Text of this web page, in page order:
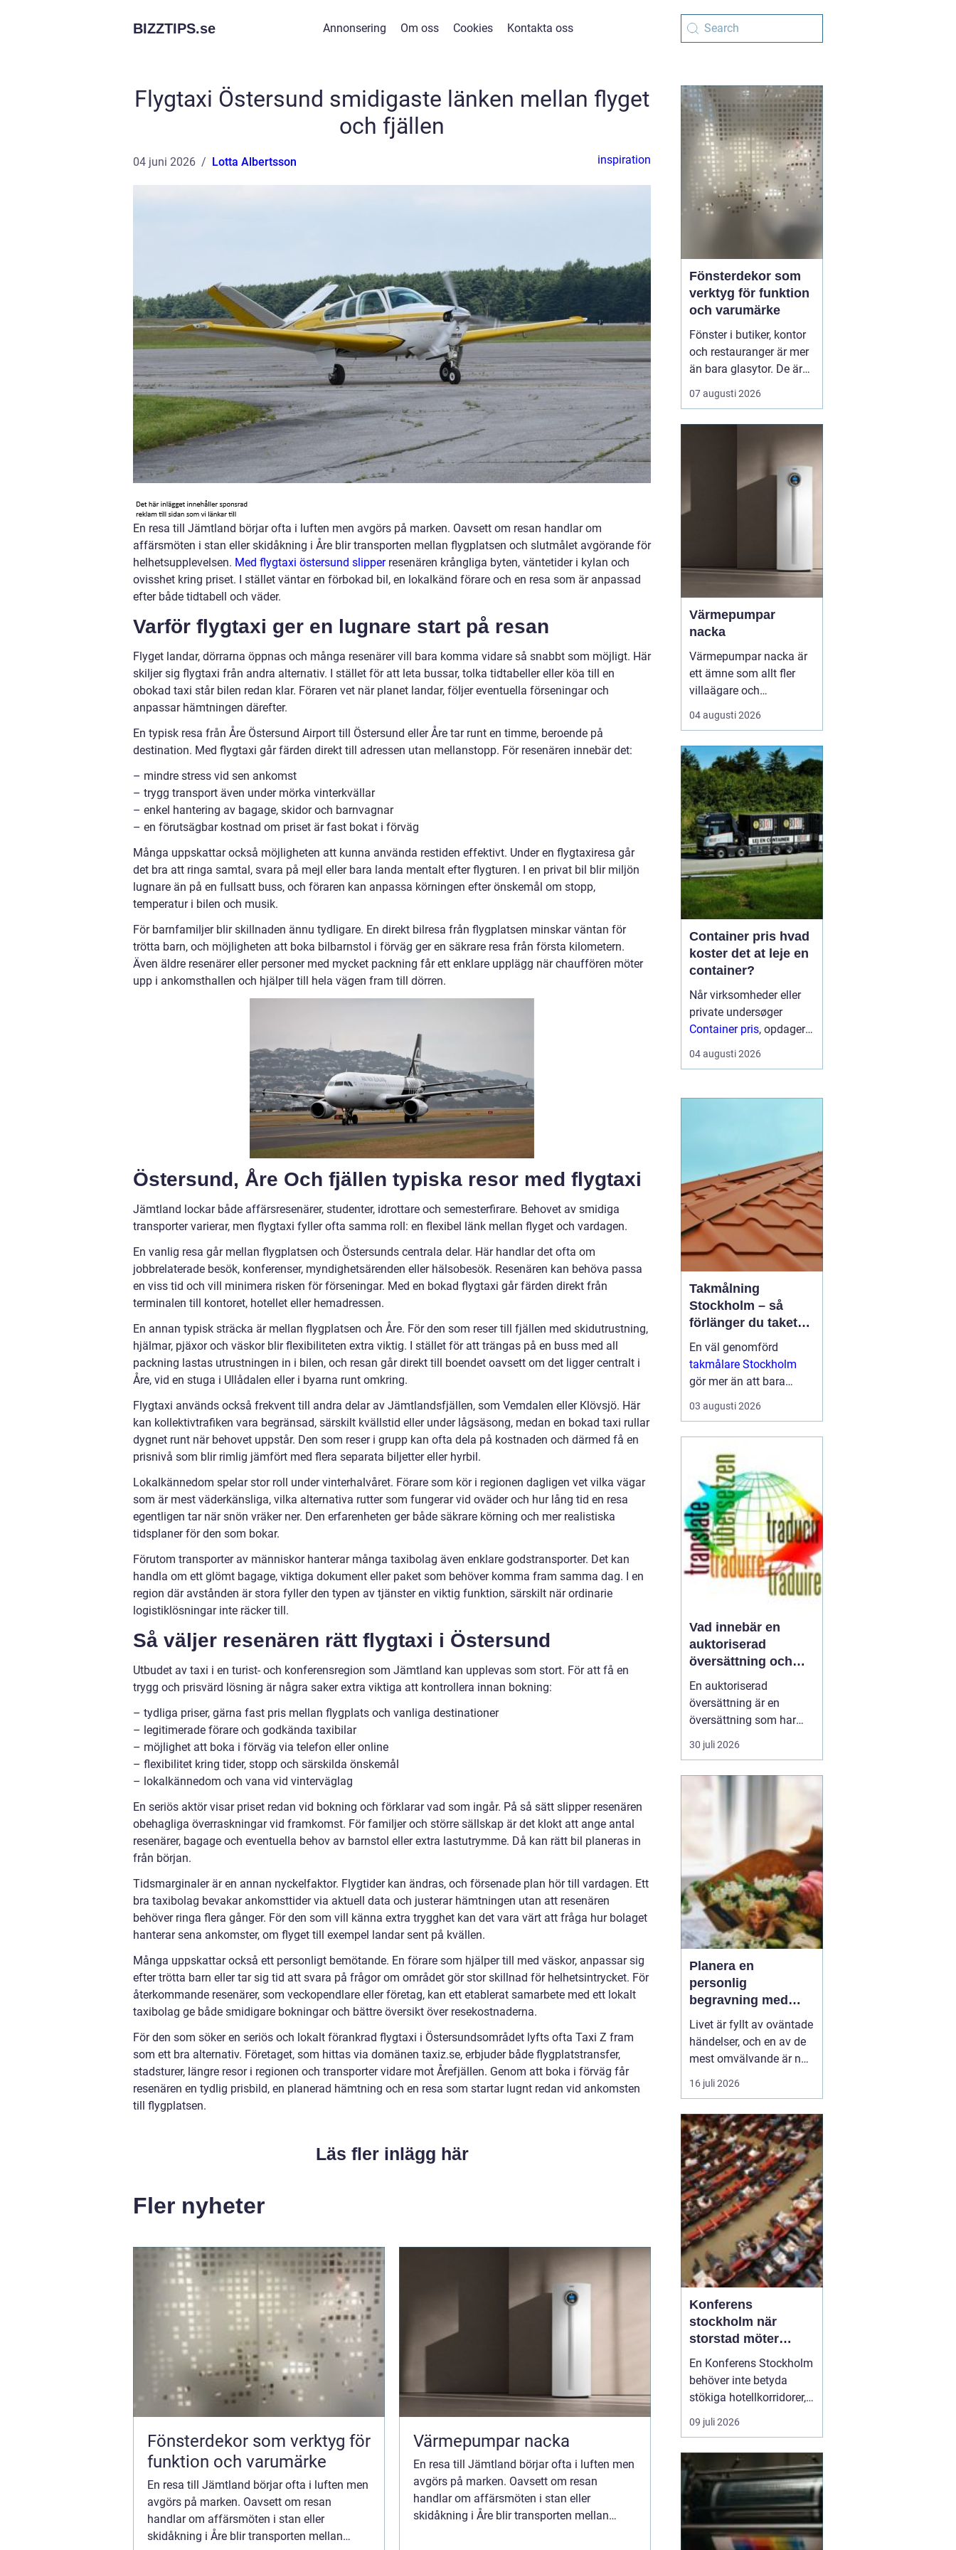
BIZZTIPS.se Annonsering Om oss Cookies Kontakta oss
Flygtaxi Östersund smidigaste länken mellan flyget
och fjällen
04 juni 2026 Lotta Albertsson inspiration
En resa till Jämtland börjar ofta i luften men avgörs på marken. Oavsett om resan handlar om
affärsmöten i stan eller skidåkning i Åre blir transporten mellan flygplatsen och slutmålet avgörande för
helhetsupplevelsen. Med flygtaxi östersund slipperresenären krångliga byten, väntetider i kylan och
ovisshet kring priset. I stället väntar en förbokad bil, en lokalkänd förare och en resa som är anpassad
efter både tidtabell och väder.
Varför flygtaxi ger en lugnare start på resan
Flyget landar, dörrarna öppnas och många resenärer vill bara komma vidare så snabbt som möjligt. Här
skiljer sig flygtaxi från andra alternativ. I stället för att leta bussar, tolka tidtabeller eller köa till en
obokad taxi står bilen redan klar. Föraren vet när planet landar, följer eventuella förseningar och
anpassar hämtningen därefter.
En typisk resa från Åre Östersund Airport till Östersund eller Åre tar runt en timme, beroende på
destination. Med flygtaxi går färden direkt till adressen utan mellanstopp. För resenären innebär det:
– mindre stress vid sen ankomst
– trygg transport även under mörka vinterkvällar
– enkel hantering av bagage, skidor och barnvagnar
– en förutsägbar kostnad om priset är fast bokat i förväg
Många uppskattar också möjligheten att kunna använda restiden effektivt. Under en flygtaxiresa går
det bra att ringa samtal, svara på mejl eller bara landa mentalt efter flygturen. I en privat bil blir miljön
lugnare än på en fullsatt buss, och föraren kan anpassa körningen efter önskemål om stopp,
temperatur i bilen och musik.
För barnfamiljer blir skillnaden ännu tydligare. En direkt bilresa från flygplatsen minskar väntan för
trötta barn, och möjligheten att boka bilbarnstol i förväg ger en säkrare resa från första kilometern.
Även äldre resenärer eller personer med mycket packning får ett enklare upplägg när chauffören möter
upp i ankomsthallen och hjälper till hela vägen fram till dörren.
Östersund, Åre Och fjällen typiska resor med flygtaxi
Jämtland lockar både affärsresenärer, studenter, idrottare och semesterfirare. Behovet av smidiga
transporter varierar, men flygtaxi fyller ofta samma roll: en flexibel länk mellan flyget och vardagen.
En vanlig resa går mellan flygplatsen och Östersunds centrala delar. Här handlar det ofta om
jobbrelaterade besök, konferenser, myndighetsärenden eller hälsobesök. Resenären kan behöva passa
en viss tid och vill minimera risken för förseningar. Med en bokad flygtaxi går färden direkt från
terminalen till kontoret, hotellet eller hemadressen.
En annan typisk sträcka är mellan flygplatsen och Åre. För den som reser till fjällen med skidutrustning,
hjälmar, pjäxor och väskor blir flexibiliteten extra viktig. I stället för att trängas på en buss med all
packning lastas utrustningen in i bilen, och resan går direkt till boendet oavsett om det ligger centralt i
Åre, vid en stuga i Ullådalen eller i byarna runt omkring.
Flygtaxi används också frekvent till andra delar av Jämtlandsfjällen, som Vemdalen eller Klövsjö. Här
kan kollektivtrafiken vara begränsad, särskilt kvällstid eller under lågsäsong, medan en bokad taxi rullar
dygnet runt när behovet uppstår. Den som reser i grupp kan ofta dela på kostnaden och därmed få en
prisnivå som blir rimlig jämfört med flera separata biljetter eller hyrbil.
Lokalkännedom spelar stor roll under vinterhalvåret. Förare som kör i regionen dagligen vet vilka vägar
som är mest väderkänsliga, vilka alternativa rutter som fungerar vid oväder och hur lång tid en resa
egentligen tar när snön vräker ner. Den erfarenheten ger både säkrare körning och mer realistiska
tidsplaner för den som bokar.
Förutom transporter av människor hanterar många taxibolag även enklare godstransporter. Det kan
handla om ett glömt bagage, viktiga dokument eller paket som behöver komma fram samma dag. I en
region där avstånden är stora fyller den typen av tjänster en viktig funktion, särskilt när ordinarie
logistiklösningar inte räcker till.
Så väljer resenären rätt flygtaxi i Östersund
Utbudet av taxi i en turist- och konferensregion som Jämtland kan upplevas som stort. För att få en
trygg och prisvärd lösning är några saker extra viktiga att kontrollera innan bokning:
– tydliga priser, gärna fast pris mellan flygplats och vanliga destinationer
– legitimerade förare och godkända taxibilar
– möjlighet att boka i förväg via telefon eller online
– flexibilitet kring tider, stopp och särskilda önskemål
– lokalkännedom och vana vid vinterväglag
En seriös aktör visar priset redan vid bokning och förklarar vad som ingår. På så sätt slipper resenären
obehagliga överraskningar vid framkomst. För familjer och större sällskap är det klokt att ange antal
resenärer, bagage och eventuella behov av barnstol eller extra lastutrymme. Då kan rätt bil planeras in
från början.
Tidsmarginaler är en annan nyckelfaktor. Flygtider kan ändras, och försenade plan hör till vardagen. Ett
bra taxibolag bevakar ankomsttider via aktuell data och justerar hämtningen utan att resenären
behöver ringa flera gånger. För den som vill känna extra trygghet kan det vara värt att fråga hur bolaget
hanterar sena ankomster, om flyget till exempel landar sent på kvällen.
Många uppskattar också ett personligt bemötande. En förare som hjälper till med väskor, anpassar sig
efter trötta barn eller tar sig tid att svara på frågor om området gör stor skillnad för helhetsintrycket. För
återkommande resenärer, som veckopendlare eller företag, kan ett etablerat samarbete med ett lokalt
taxibolag ge både smidigare bokningar och bättre översikt över resekostnaderna.
För den som söker en seriös och lokalt förankrad flygtaxi i Östersundsområdet lyfts ofta Taxi Z fram
som ett bra alternativ. Företaget, som hittas via domänen taxiz.se, erbjuder både flygplatstransfer,
stadsturer, längre resor i regionen och transporter vidare mot Årefjällen. Genom att boka i förväg får
resenären en tydlig prisbild, en planerad hämtning och en resa som startar lugnt redan vid ankomsten
till flygplatsen.
Läs fler inlägg här
Fler nyheter
Fönsterdekor som verktyg för
funktion och varumärke
En resa till Jämtland börjar ofta i luften men
avgörs på marken. Oavsett om resan
handlar om affärsmöten i stan eller
skidåkning i Åre blir transporten mellan
Värmepumpar nacka
En resa till Jämtland börjar ofta i luften men
avgörs på marken. Oavsett om resan
handlar om affärsmöten i stan eller
skidåkning i Åre blir transporten mellan
Fönsterdekor som
verktyg för funktion
och varumärke
Fönster i butiker, kontor
och restauranger är mer
än bara glasytor. De är
en chans att
kommunicera, skapa
fönsterdekor kan
kombinera insynsskydd,
07 augusti 2026
Värmepumpar
nacka
Värmepumpar nacka är
ett ämne som allt fler
villaägare och
bostadsrättsföreningar
intresserar sig för när
och klimatfrågan blir
mer påtaglig. I nacka
finns många hus med
olika förutsättningar,
från äldre villor med
direktverk...
04 augusti 2026
Container pris hvad
koster det at leje en
container?
Når virksomheder eller
private undersøger
Container pris, opdager
mange hurtigt, at der
ikke findes én fast pris.
størrelse, type,
04 augusti 2026
Takmålning
Stockholm – så
förlänger du takets
livslängd och höjer
värdet på huset
En väl genomförd
takmålare Stockholm
gör mer än att bara
fräscha upp husets
utseende. Den skyddar
03 augusti 2026
Vad innebär en
auktoriserad
översättning och
när behövs den?
En auktoriserad
översättning är en
översättning som har
juridisk giltighet. Den
utförs av en översättare
Kammarkollegiet och
att översättningen...
30 juli 2026
Planera en
personlig
begravning med
hjälp av en
begravningsbyrå
Livet är fyllt av oväntade
händelser, och en av de
mest omvälvande är när
någon nära oss går bort.
Det kan vara en
logistisk utmaning att
hantera. Här kommer en
begravning...
16 juli 2026
Konferens
stockholm när
storstad möter
rofylld landsbygd
En Konferens Stockholm
behöver inte betyda
stökiga hotellkorridorer,
trånga mötesrum och
brus från citytrafiken.
stället lugna, personliga
anläggningar strax
utanför stan där gruppen
kan fokusera, arbeta
ostört och samtidigt...
09 juli 2026